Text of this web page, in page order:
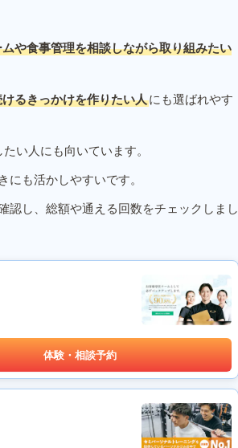
や食事管理を相談しながら取り組みたい
るきっかけを作りたい人にも選ばれやす
い人にも向いています。
も活かしやすいです。
認し、総額や通える回数をチェックしまし
体験・相談予約